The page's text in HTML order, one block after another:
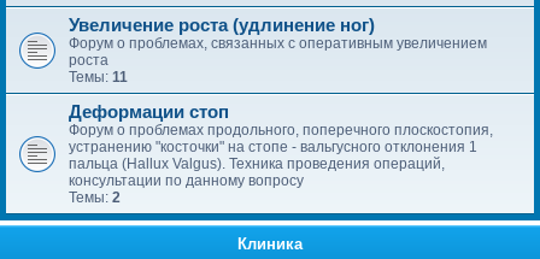
Увеличение роста (удлинение ног)
Форум о проблемах, связанных с оперативным увеличением
роста
Темы: 11
Деформации стоп
Форум о проблемах продольного, поперечного плоскостопия,
устранению "косточки" на стопе - вальгусного отклонения 1
пальца (Hallux Valgus). Техника проведения операций,
консультации по данному вопросу
Темы: 2
Клиника